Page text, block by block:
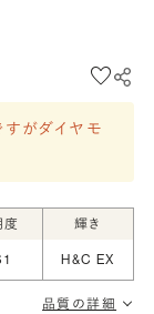
がダイヤモ
度 輝き
H&C EX
品質の詳細